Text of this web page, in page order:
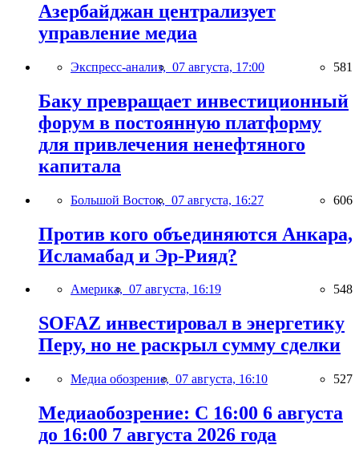
Азербайджан централизует
управление медиа
Экспресс-анализ, 07 августа, 17:00 581
Баку превращает инвестиционный
форум в постоянную платформу
для привлечения ненефтяного
капитала
Большой Восток, 07 августа, 16:27 606
Против кого объединяются Анкара,
Исламабад и Эр-Рияд?
Америка, 07 августа, 16:19 548
SOFAZ инвестировал в энергетику
Перу, но не раскрыл сумму сделки
Медиа обозрение, 07 августа, 16:10 527
Медиаобозрение: С 16:00 6 августа
до 16:00 7 августа 2026 года